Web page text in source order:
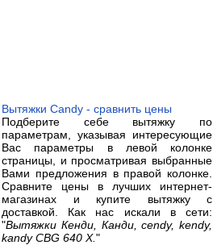
Вытяжки Candy - сравнить цены
Подберите себе вытяжку по
параметрам, указывая интересующие
Вас параметры в левой колонке
страницы, и просматривая выбранные
Вами предложения в правой колонке.
Сравните цены в лучших интернет-
магазинах и купите вытяжку с
доставкой. Как нас искали в сети:
"Вытяжки Кенди, Канди, cendy, kendy,
kandy CBG 640 X."